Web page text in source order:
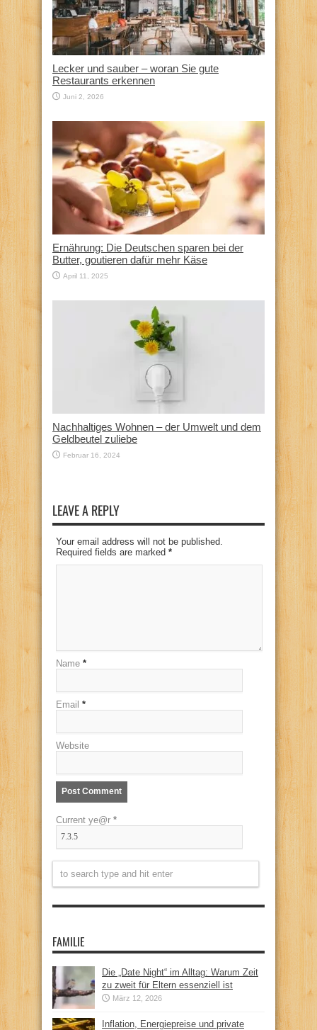
Lecker und sauber – woran Sie gute
Restaurants erkennen
Juni 2, 2026
Ernährung: Die Deutschen sparen bei der
Butter, goutieren dafür mehr Käse
April 11, 2025
Nachhaltiges Wohnen – der Umwelt und dem
Geldbeutel zuliebe
Februar 16, 2024
LEAVE A REPLY
Your email address will not be published.
Required fields are marked *
Name *
Email *
Website
Current ye@r *
FAMILIE
Die „Date Night“ im Alltag: Warum Zeit
zu zweit für Eltern essenziell ist
März 12, 2026
Inflation, Energiepreise und private